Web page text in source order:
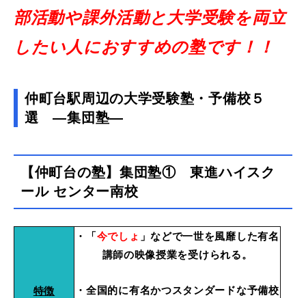
部活動や課外活動と大学受験を両立
したい人におすすめの塾です！！
仲町台駅周辺の大学受験塾・予備校５
選 ―集団塾―
【仲町台の塾】集団塾① 東進ハイスク
ール センター南校
特徴
・「今でしょ 」などで一世を風靡した有名
講師の映像授業を受けられる。
・全国的に有名かつスタンダードな予備校